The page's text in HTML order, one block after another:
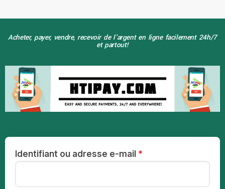
Acheter, payer, vendre, recevoir de l'argent en ligne facilement 24h/7
et partout!
Identifiant ou adresse e-mail *